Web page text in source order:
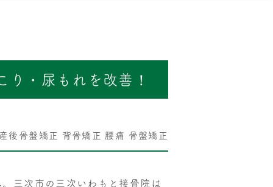
・尿もれを改善！
産後骨盤矯正 背骨矯正 腰痛 骨盤矯正
三次市の三次いわもと接骨院は